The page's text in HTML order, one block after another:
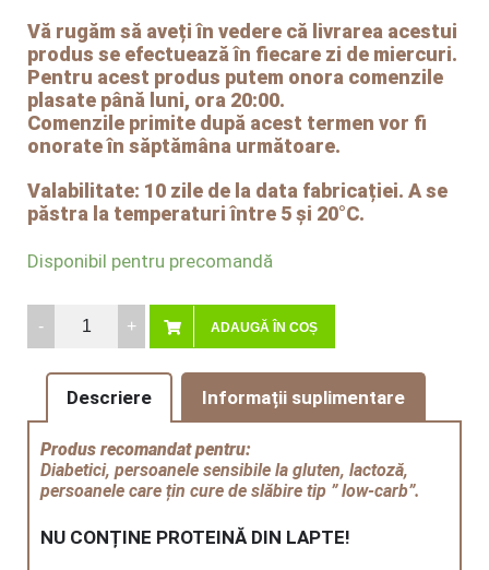
Vă rugăm să aveți în vedere că livrarea acestui
produs se efectuează în fiecare zi de miercuri.
Pentru acest produs putem onora comenzile
plasate până luni, ora 20:00.
Comenzile primite după acest termen vor fi
onorate în săptămâna următoare.
Valabilitate: 10 zile de la data fabricației. A se
păstra la temperaturi între 5 și 20°C.
Disponibil pentru precomandă
Cozonac
Baigli
fără
gluten,
ADAUGĂ ÎN COȘ
Descriere Informații suplimentare
Produs recomandat pentru:
Diabetici, persoanele sensibile la gluten, lactoză,
persoanele care țin cure de slăbire tip ” low-carb”.
NU CONȚINE PROTEINĂ DIN LAPTE!